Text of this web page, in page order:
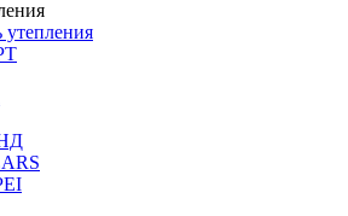
утепления